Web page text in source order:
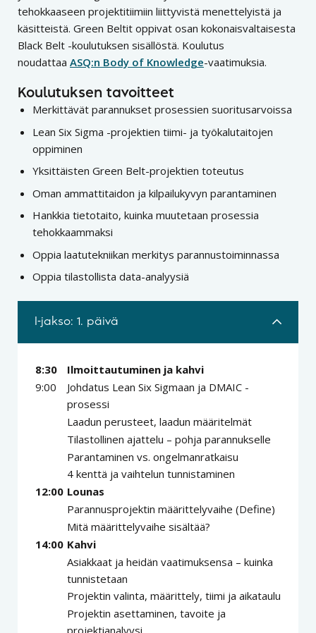
tehokkaaseen projektitiimiin liittyvistä menettelyistä ja
käsitteistä. Green Beltit oppivat osan kokonaisvaltaisesta
Black Belt -koulutuksen sisällöstä. Koulutus
noudattaa ASQ:n Body of Knowledge-vaatimuksia.
Koulutuksen tavoitteet
Merkittävät parannukset prosessien suoritusarvoissa
Lean Six Sigma -projektien tiimi- ja työkalutaitojen
oppiminen
Yksittäisten Green Belt-projektien toteutus
Oman ammattitaidon ja kilpailukyvyn parantaminen
Hankkia tietotaito, kuinka muutetaan prosessia
tehokkaammaksi
Oppia laatutekniikan merkitys parannustoiminnassa
Oppia tilastollista data-analyysiä
I-jakso: 1. päivä
8:30
Ilmoittautuminen ja kahvi
9:00
Johdatus Lean Six Sigmaan ja DMAIC -
prosessi
Laadun perusteet, laadun määritelmät
Tilastollinen ajattelu – pohja parannukselle
Parantaminen vs. ongelmanratkaisu
4 kenttä ja vaihtelun tunnistaminen
12:00 Lounas
Parannusprojektin määrittelyvaihe (Define)
Mitä määrittelyvaihe sisältää?
14:00 Kahvi
Asiakkaat ja heidän vaatimuksensa – kuinka
tunnistetaan
Projektin valinta, määrittely, tiimi ja aikataulu
Projektin asettaminen, tavoite ja
projektianalyysi